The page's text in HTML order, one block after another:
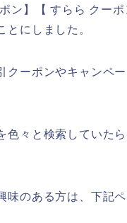
ン】【 すらら クー
とにしました。
クーポンやキャンペ
色々と検索していた
味のある方は、下記